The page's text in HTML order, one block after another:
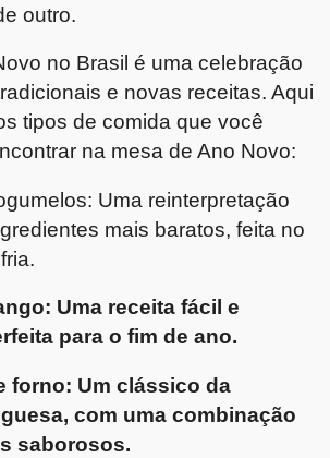
outro.
no Brasil é uma celebração
e novas receitas. Aqui
tipos de comida que você
na mesa de Ano Novo:
Uma reinterpretação
mais baratos, feita no
Uma receita fácil e
para o fim de ano.
forno: Um clássico da
com uma combinação
saborosos.